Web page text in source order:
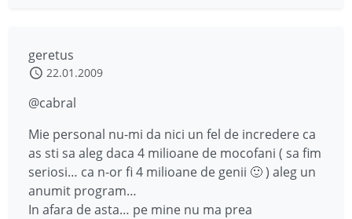
geretus
22.01.2009
@cabral
Mie personal nu-mi da nici un fel de incredere ca
as sti sa aleg daca 4 milioane de mocofani ( sa fim
seriosi… ca n-or fi 4 milioane de genii 🙂 ) aleg un
anumit program…
In afara de asta… pe mine nu ma prea